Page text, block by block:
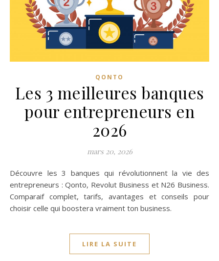
QONTO
Les 3 meilleures banques
pour entrepreneurs en
2026
mars 20, 2026
Découvre les 3 banques qui révolutionnent la vie des
entrepreneurs : Qonto, Revolut Business et N26 Business.
Comparaif complet, tarifs, avantages et conseils pour
choisir celle qui boostera vraiment ton business.
LIRE LA SUITE